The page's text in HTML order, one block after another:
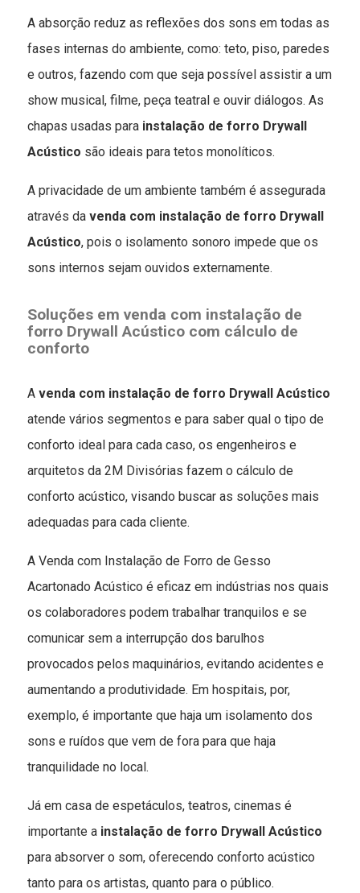
A absorção reduz as reflexões dos sons em todas as
fases internas do ambiente, como: teto, piso, paredes
e outros, fazendo com que seja possível assistir a um
show musical, filme, peça teatral e ouvir diálogos. As
chapas usadas para instalação de forro Drywall
Acústico são ideais para tetos monolíticos.
A privacidade de um ambiente também é assegurada
através davenda com instalação de forro Drywall
Acústico, pois o isolamento sonoro impede que os
sons internos sejam ouvidos externamente.
Soluções emvenda com instalação de
forro Drywall Acústico com cálculo de
conforto
Avenda com instalação de forro Drywall Acústico
atende vários segmentos e para saber qual o tipo de
conforto ideal para cada caso, os engenheiros e
arquitetos da 2M Divisórias fazem o cálculo de
conforto acústico, visando buscar as soluções mais
adequadas para cada cliente.
A Venda com Instalação de Forro de Gesso
Acartonado Acústico é eficaz em indústrias nos quais
os colaboradores podem trabalhar tranquilos e se
comunicar sem a interrupção dos barulhos
provocados pelos maquinários, evitando acidentes e
aumentando a produtividade. Em hospitais, por,
exemplo, é importante que haja um isolamento dos
sons e ruídos que vem de fora para que haja
tranquilidade no local.
Já em casa de espetáculos, teatros, cinemas é
importante a instalação de forro Drywall Acústico
para absorver o som, oferecendo conforto acústico
tanto para os artistas, quanto para o público.